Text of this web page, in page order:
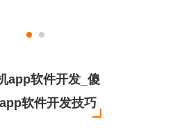
app软件开发_傻
软件开发技巧